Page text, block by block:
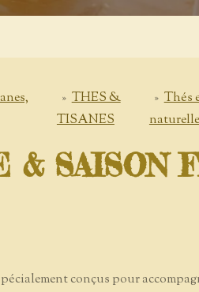
» THES &
TISANES
» Thés
& SAISON
conçus pour